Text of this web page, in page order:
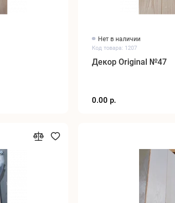
Нет в наличии
Код товара: 1207
Декор Original №47
0.00 р.